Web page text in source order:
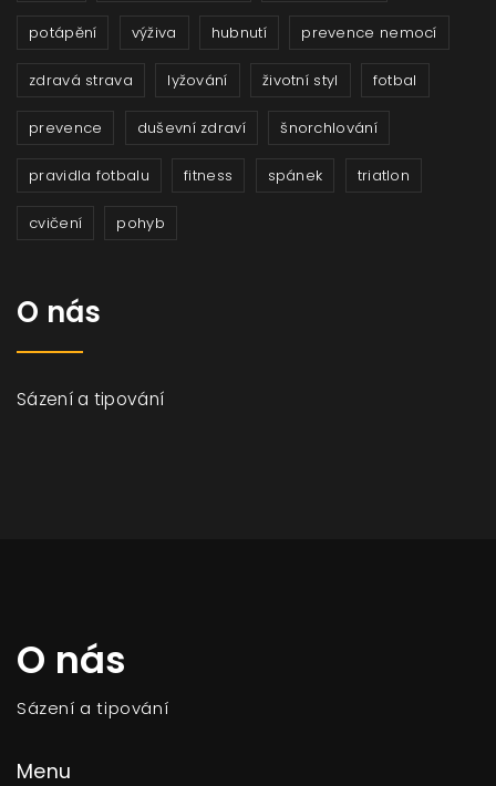
potápění výživa hubnutí prevence nemocí
zdravá strava lyžování životní styl fotbal
prevence duševní zdraví šnorchlování
pravidla fotbalu fitness spánek triatlon
cvičení pohyb
O nás
Sázení a tipování
O nás
Sázení a tipování
Menu